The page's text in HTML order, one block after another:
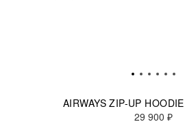
AIRWAYS ZIP-UP
29 900 ₽